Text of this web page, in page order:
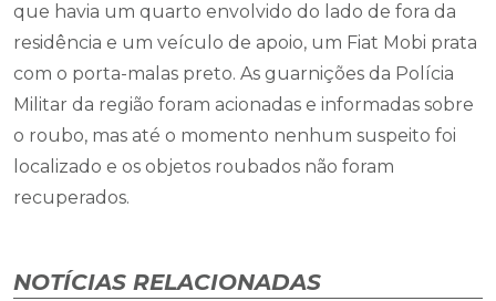
que havia um quarto envolvido do lado de fora da
residência e um veículo de apoio, um Fiat Mobi prata
com o porta-malas preto. As guarnições da Polícia
Militar da região foram acionadas e informadas sobre
o roubo, mas até o momento nenhum suspeito foi
localizado e os objetos roubados não foram
recuperados.
NOTÍCIAS RELACIONADAS